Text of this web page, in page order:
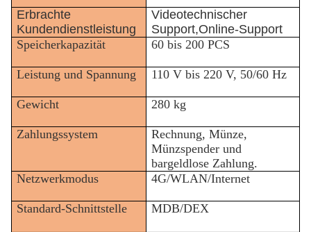
Erbrachte
Kundendienstleistung
Videotechnischer
Support,Online-Support
Speicherkapazität
60 bis 200 PCS
Leistung und Spannung 110 V bis 220 V, 50/60 Hz
Gewicht 280 kg
Zahlungssystem
Rechnung, Münze,
Münzspender und
bargeldlose Zahlung.
Netzwerkmodus
4G/WLAN/Internet
Standard-Schnittstelle MDB/DEX